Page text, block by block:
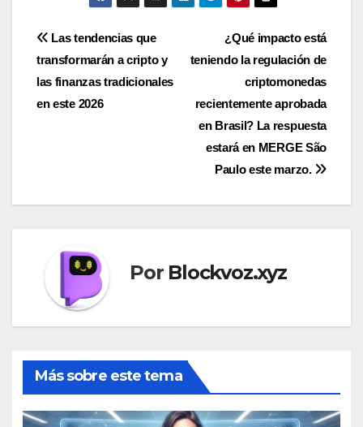
Navegación
de
entradas
¿Qué impacto está
teniendo la regulación de
criptomonedas
recientemente aprobada
en Brasil? La respuesta
estará en MERGE São
Paulo este marzo.
Las tendencias que
transformarán a cripto y
las finanzas tradicionales
en este 2026
Por Blockvoz.xyz
Más sobre este tema